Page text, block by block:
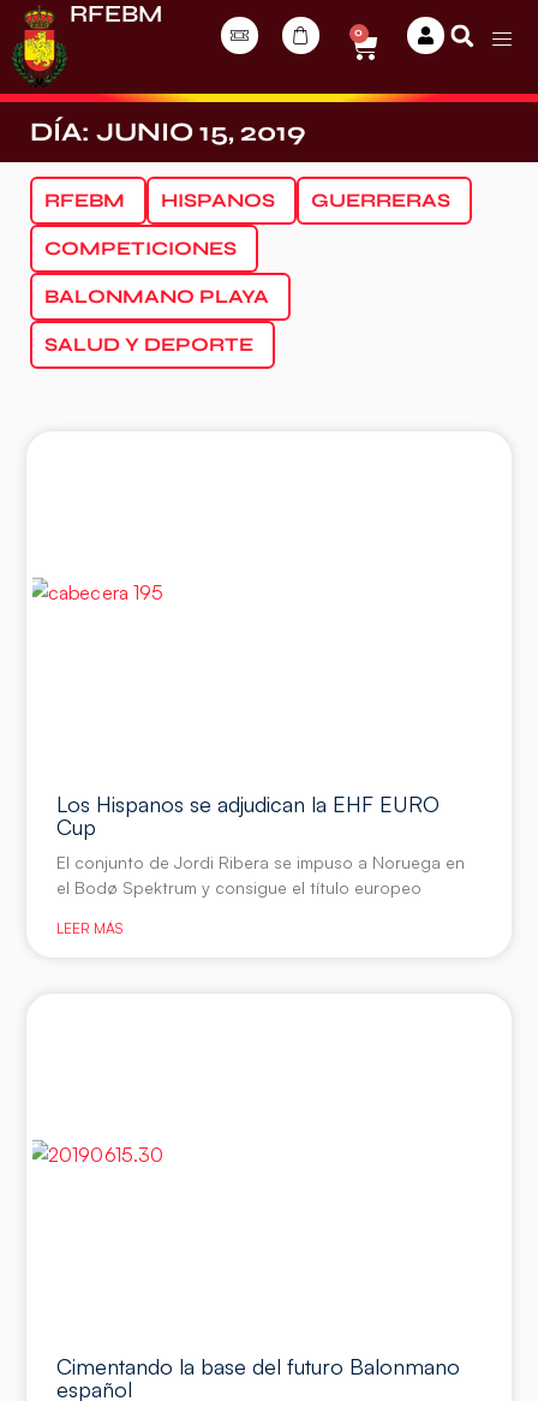
RFEBM
0
DÍA: JUNIO 15, 2019
RFEBM HISPANOS GUERRERAS
COMPETICIONES
BALONMANO PLAYA
SALUD Y DEPORTE
Los Hispanos se adjudican la EHF EURO
Cup
El conjunto de Jordi Ribera se impuso a Noruega en
el Bodø Spektrum y consigue el título europeo
LEER MÁS
Cimentando la base del futuro Balonmano
español